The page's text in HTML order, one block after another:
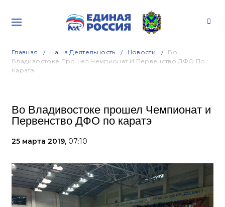
Главная Наша Деятельность Новости
Во
Владивостоке Прошел Чемпионат И Первенство ДФО По
Каратэ
Во Владивостоке прошел Чемпионат и
Первенство ДФО по каратэ
25 марта 2019, 07:10